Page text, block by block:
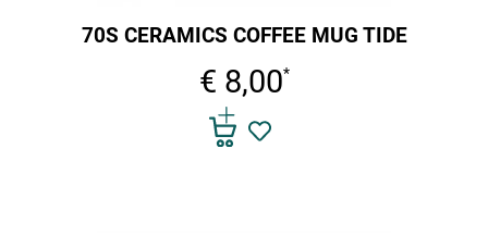
70S CERAMICS COFFEE MUG TIDE
€ 8,00*